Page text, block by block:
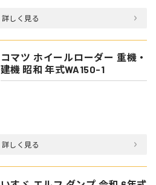
詳しく見る
コマツ ホイールローダー 重機・
建機 昭和 年式WA150-1
詳しく見る